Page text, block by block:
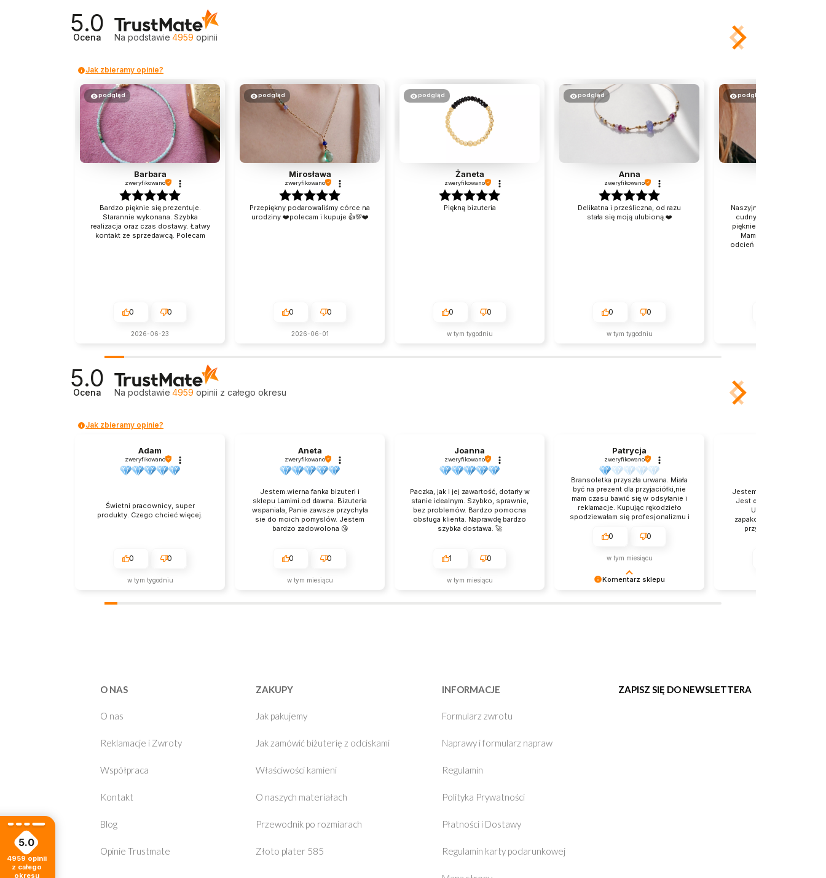
5.0
Ocena Na podstawie 4959 opinii
Jak zbieramy opinie?
podgląd
Barbara
zweryfikowano
Bardzo pięknie się prezentuje.
Starannie wykonana. Szybka
realizacja oraz czas dostawy. Łatwy
kontakt ze sprzedawcą. Polecam
0 0
2026-06-23
podgląd
Mirosława
zweryfikowano
Przepiękny podarowaliśmy córce na
urodziny ❤️polecam i kupuje 👍💯❤️
0 0
2026-06-01
podgląd
Żaneta
zweryfikowano
Piękną bizuteria
0 0
w tym tygodniu
podgląd
Anna
zweryfikowano
Delikatna i prześliczna, od razu
stała się moją ulubioną.❤️
0 0
w tym tygodniu
podgląd
Naszyjnik jest delikatny a
cudny kolor. Naprawdę
pięknie się prezentuje na
Mam srebrny i uważam
odcień kamienia idealnie
5.0
Ocena Na podstawie 4959 opinii z całego okresu
Jak zbieramy opinie?
Adam
zweryfikowano
Świetni pracownicy, super
produkty. Czego chcieć więcej.
0 0
w tym tygodniu
Aneta
zweryfikowano
Jestem.wierna fanka bizuteri i
sklepu Lamimi.od dawna. Bizuteria
wspaniala, Panie zawsze przychyla
sie do moich pomyslów. Jestem
bardzo zadowolona 😘
0 0
w tym miesiącu
Joanna
zweryfikowano
Paczka, jak i jej zawartość, dotarły w
stanie idealnym. Szybko, sprawnie,
bez problemów. Bardzo pomocna
obsługa klienta. Naprawdę bardzo
szybka dostawa. 🚀
1 0
w tym miesiącu Komentarz sklepu
Patrycja
zweryfikowano
Bransoletka przyszła urwana. Miała
być na prezent dla przyjaciółki,nie
mam czasu bawić się w odsyłanie i
reklamacje. Kupując rękodzieło
spodziewałam się profesjonalizmu i
wiadomość,któraś z rzędu
Mimo,że jest biżuteria piękna nie
sądzę,abym dokonała ponownego
zakupu.
0 0
w tym miesiącu
Jestem oczarowana
Jest delikatny i bardzo
Uwielbiam go.
zapakowania sprawił mi
przyjemnością.
O NAS
O nas
Reklamacje i Zwroty
Współpraca
Kontakt
Blog
Opinie Trustmate
ZAKUPY
Jak pakujemy
Jak zamówić biżuterię z odciskami
Właściwości kamieni
O naszych materiałach
Przewodnik po rozmiarach
Złoto plater 585
INFORMACJE
Formularz zwrotu
Naprawy i formularz napraw
Regulamin
Polityka Prywatności
Płatności i Dostawy
Regulamin karty podarunkowej
ZAPISZ SIĘ DO NEWSLETTERA
5.0
4959 opinii
z całego
okresu